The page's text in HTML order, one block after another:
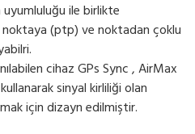
uyumluluğu ile birlikte
(ptp) ve noktadan çoklu
cihaz GPs Sync , AirMax
sinyal kirliliği olan
için dizayn edilmiştir.